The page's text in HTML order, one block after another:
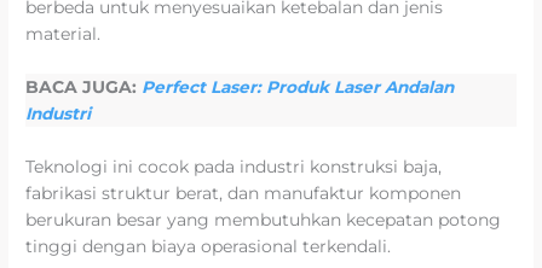
berbeda untuk menyesuaikan ketebalan dan jenis
material.
BACA JUGA: Perfect Laser: Produk Laser Andalan
Industri
Teknologi ini cocok pada industri konstruksi baja,
fabrikasi struktur berat, dan manufaktur komponen
berukuran besar yang membutuhkan kecepatan potong
tinggi dengan biaya operasional terkendali.